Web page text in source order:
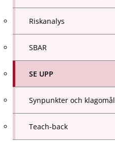
Riskanalys
SBAR
SE UPP
Synpunkter och klagomål
Teach-back